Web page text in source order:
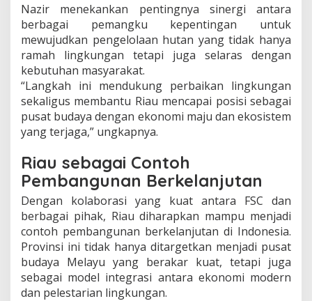
Nazir menekankan pentingnya sinergi antara
berbagai pemangku kepentingan untuk
mewujudkan pengelolaan hutan yang tidak hanya
ramah lingkungan tetapi juga selaras dengan
kebutuhan masyarakat.
“Langkah ini mendukung perbaikan lingkungan
sekaligus membantu Riau mencapai posisi sebagai
pusat budaya dengan ekonomi maju dan ekosistem
yang terjaga,” ungkapnya.
Riau sebagai Contoh
Pembangunan Berkelanjutan
Dengan kolaborasi yang kuat antara FSC dan
berbagai pihak, Riau diharapkan mampu menjadi
contoh pembangunan berkelanjutan di Indonesia.
Provinsi ini tidak hanya ditargetkan menjadi pusat
budaya Melayu yang berakar kuat, tetapi juga
sebagai model integrasi antara ekonomi modern
dan pelestarian lingkungan.